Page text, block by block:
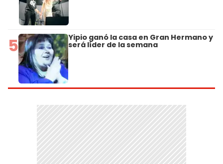
5 Yipio ganó la casa en Gran Hermano y
será líder de la semana